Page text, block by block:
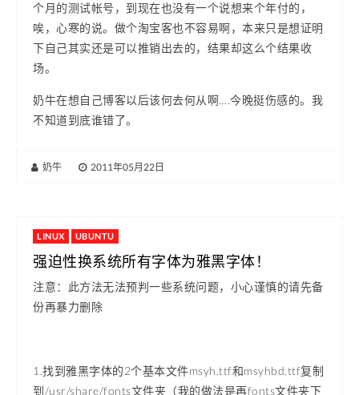
个月的测试帐号，到现在也没有一个说想来个年付的，
唉，心寒的说。做个淘宝客也不容易啊，本来只是想证明
下自己其实还是可以推销出去的，结果却这么个结果收
场。
奶牛在想自己博客以后该何去何从啊….今晚挺伤感的。我
不知道到底谁错了。
奶牛 2011年05月22日
LINUX UBUNTU
强迫性换系统所有字体为雅黑字体！
注意：此方法无法预判一些系统问题，小心谨慎的请先备
份再暴力删除
1.找到雅黑字体的2个基本文件msyh.ttf和msyhbd.ttf复制
到/usr/share/fonts文件夹（我的做法是再fonts文件夹下